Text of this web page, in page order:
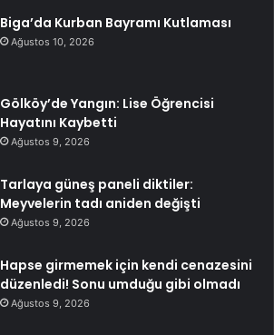
Biga’da Kurban Bayramı Kutlaması
Ağustos 10, 2026
Gölköy’de Yangın: Lise Öğrencisi
Hayatını Kaybetti
Ağustos 9, 2026
Tarlaya güneş paneli diktiler:
Meyvelerin tadı aniden değişti
Ağustos 9, 2026
Hapse girmemek için kendi cenazesini
düzenledi! Sonu umduğu gibi olmadı
Ağustos 9, 2026